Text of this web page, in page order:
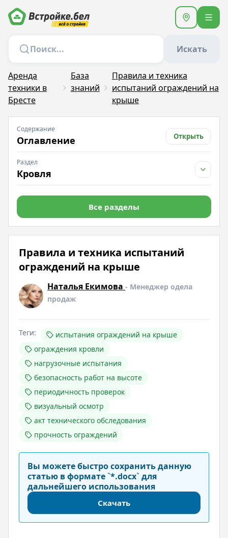
Искать
Аренда
техники в
Бресте
База
знаний
Правила и техника
испытаний ограждений на
крыше
Содержание
Оглавление Открыть
Раздел
Кровля
Все разделы
Правила и техника испытаний
ограждений на крыше
Наталья Екимова - Менеджер одела
продаж
Теги:
испытания ограждений на крыше
ограждения кровли
нагрузочные испытания
безопасность работ на высоте
периодичность проверок
визуальный осмотр
акт технического обследования
прочность ограждений
Вы можете быстро сохранить данную
статью в формате `*.docx` для
дальнейшего использования
Скачать